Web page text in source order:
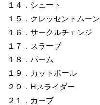
１４．シュート
１５．クレッセントムーン
１６．サークルチェンジ
１７．スラーブ
１８．パーム
１９．カットボール
２０．Hスライダー
２１．カーブ